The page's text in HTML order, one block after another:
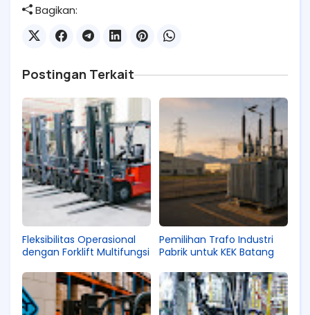
Bagikan:
Postingan Terkait
Fleksibilitas Operasional
dengan Forklift Multifungsi
Pemilihan Trafo Industri
Pabrik untuk KEK Batang